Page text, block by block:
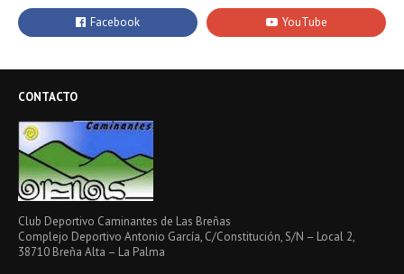
CONTACTO
Club Deportivo Caminantes de Las Breñas
Complejo Deportivo Antonio García, C/Constitución, S/N – Local 2,
38710 Breña Alta – La Palma